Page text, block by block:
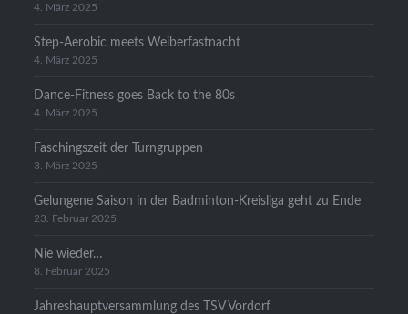
4. März 2025
Step-Aerobic meets Weiberfastnacht
4. März 2025
Dance-Fitness goes Back to the 80s
4. März 2025
Faschingszeit der Turngruppen
3. März 2025
Gelungene Saison in der Badminton-Kreisliga geht zu Ende
23. Februar 2025
Nie wieder…
8. Februar 2025
Jahreshauptversammlung des TSV Vordorf